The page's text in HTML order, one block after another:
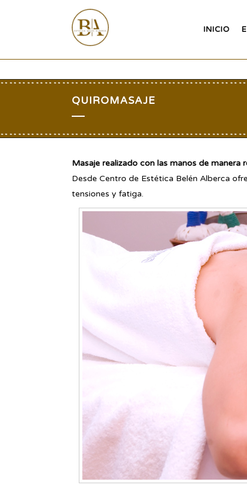
INICIO
QUIROMASAJE
Masaje realizado con las manos de manera
Desde Centro de Estética Belén Alberca
tensiones y fatiga.